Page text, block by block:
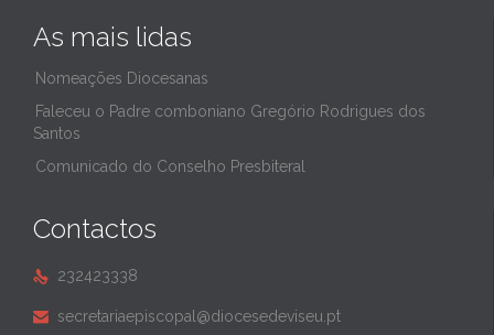
As mais lidas
Nomeações Diocesanas
Faleceu o Padre comboniano Gregório Rodrigues dos
Santos
Comunicado do Conselho Presbiteral
Contactos
 232423338
 secretariaepiscopal@diocesedeviseu.pt